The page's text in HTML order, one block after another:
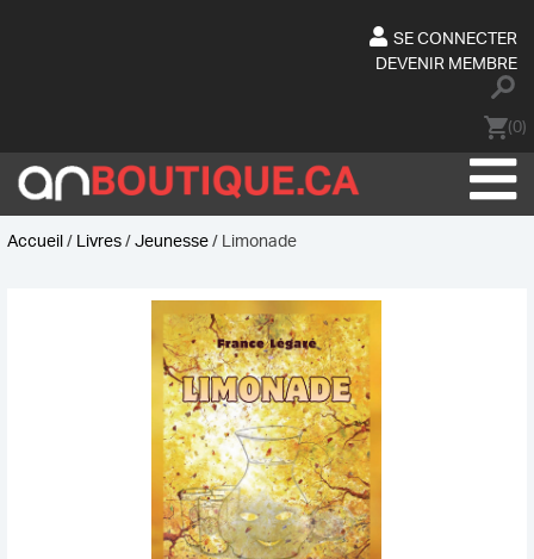
SE CONNECTER
DEVENIR MEMBRE
(0)
Accueil/ Livres/Jeunesse/ Limonade